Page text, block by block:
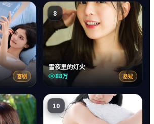
喜剧
8
雪夜里的灯火
88万 悬疑
10